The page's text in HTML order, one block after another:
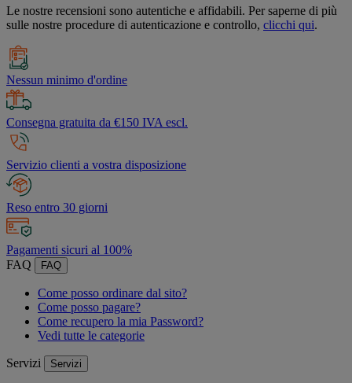
Le nostre recensioni sono autentiche e affidabili. Per saperne di più
sulle nostre procedure di autenticazione e controllo, clicchi qui.
Nessun minimo d'ordine
Consegna gratuita da €150 IVA escl.
Servizio clienti a vostra disposizione
Reso entro 30 giorni
Pagamenti sicuri al 100%
FAQ
FAQ
Come posso ordinare dal sito?
Come posso pagare?
Come recupero la mia Password?
Vedi tutte le categorie
Servizi Servizi